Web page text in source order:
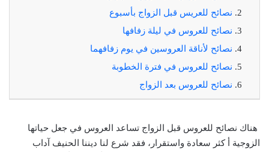
نصائح للعريس قبل الزواج بأسبوع
نصائح للعروس في ليلة زفافها
نصائح لأناقة العروسين في يوم زفافهما
نصائح للعروس في فترة الخطوبة
نصائح للعروس بعد الزواج
هناك نصائح للعروس قبل الزواج تساعد العروس في جعل حياتها
الزوجية أ كثر سعادة واستقرار، فقد شرع لنا ديننا الحنيف آداب